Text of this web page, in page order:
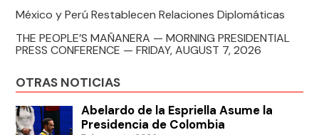
México y Perú Restablecen Relaciones Diplomáticas
THE PEOPLE’S MAÑANERA — MORNING PRESIDENTIAL
PRESS CONFERENCE — FRIDAY, AUGUST 7, 2026
OTRAS NOTICIAS
Abelardo de la Espriella Asume la
Presidencia de Colombia